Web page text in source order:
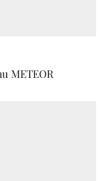
METEOR